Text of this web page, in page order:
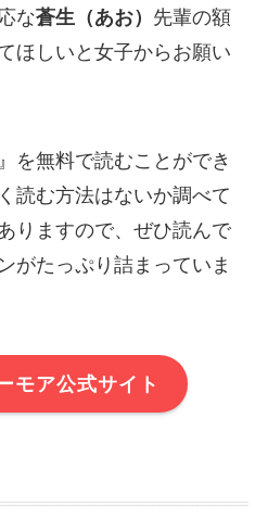
な蒼生（あお） 先輩の額
ほしいと女子からお願い
を無料で読むことができ
読む方法はないか調べて
りますので、ぜひ読んで
がたっぷり詰まっていま
モア公式サイト